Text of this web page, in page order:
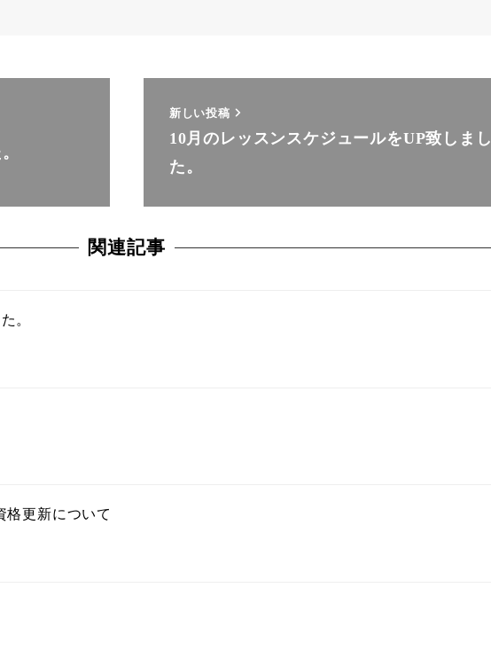
新しい投稿
10月のレッスンスケジュールをUP致しまし
た。
関連記事
。
格更新について